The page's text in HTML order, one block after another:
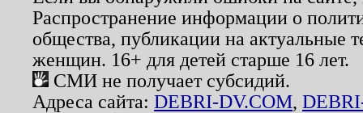
Распространение информации о
общества, публикации на актуальные
женщин. 16+ для детей старше 16 лет.
СМИ не получает субсидий.
Адреса сайта: DEBRI-DV.COM,